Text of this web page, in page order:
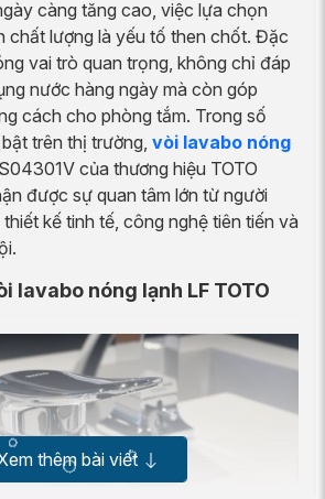
càng tăng cao, việc lựa chọn
chất lượng là yếu tố then chốt. Đặc
vai trò quan trọng, không chỉ đáp
nước hàng ngày mà còn góp
cách cho phòng tắm. Trong số
trên thị trường, vòi lavabo nóng
của thương hiệu TOTO
được sự quan tâm lớn từ người
kế tinh tế, công nghệ tiên tiến và
lavabo nóng lạnh LF TOTO
thêm bài viết